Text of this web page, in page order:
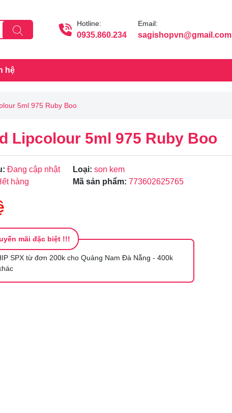
Hotline:
0935.860.234
Email:
sagishopvn@gmail.com
hệ
5ml 975 Ruby Boo
Lipcolour 5ml 975 Ruby Boo
Đang cập nhật Loại: son kem
hàng Mã sản phẩm: 773602625765
mãi đặc biệt !!!
SPX từ đơn 200k cho Quảng Nam Đà Nẵng - 400k
Mã giảm giá:
Ngày hết hạn:
Điều kiện: